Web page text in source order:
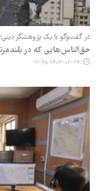
در گفت‌وگو با یک پژوهشگر دینی؛
حق‌الناس‌هایی که در
۱۴۰۳-۰۲-۲۴ ۱۲:۴۸